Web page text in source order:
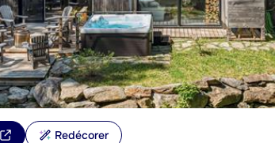
Redécorer